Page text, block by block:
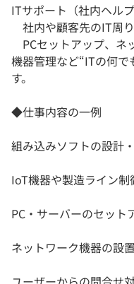
ITサポート（社内ヘル
社内や顧客先のIT周
PCセットアップ、ネ
機器管理など“ITの何で
す。
◆仕事内容の一例
組み込みソフトの設計
IoT機器や製造ライン
PC・サーバーのセット
ネットワーク機器の設